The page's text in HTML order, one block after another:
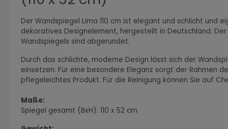
Zur Kategorie Fanwelt
Der Wandspiegel Lima 110 cm ist elegant und schlicht
dekoratives Designelement, hergestellt in Deutschland.
Wandspiegels sind abgerundet.
Durch das schlichte, moderne Design lässt sich der
einsetzen. Für eine besondere Eleganz sorgt der Rahmen
pflegeleichtes Produkt. Für die Reinigung können Sie auf
Maße:
Spiegel gesamt (BxH): 110 x 52 cm